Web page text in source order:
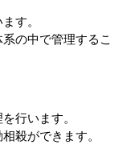
す。
の中で管理するこ
行います。
殺ができます。